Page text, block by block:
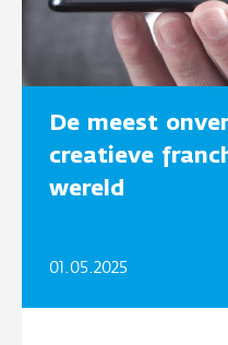
De meest
creatieve
wereld
01.05.2025